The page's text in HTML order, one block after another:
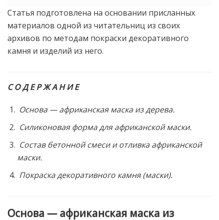
Статья подготовлена на основании присланных
материалов одной из читательниц из своих
архивов по методам покраски декоративного
камня и изделий из него.
С О Д Е Р Ж А Н И Е
Основа — африканская маска из дерева.
Силиконовая форма для африканской маски.
Состав бетонной смеси и отливка африканской
маски.
Покраска декоративного камня (маски).
Основа — африканская маска из